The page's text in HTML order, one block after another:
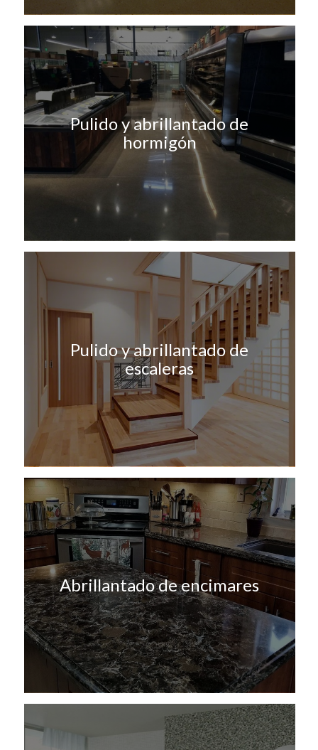
Pulido y abrillantado de
hormigón
Pulido y abrillantado de
escaleras
Abrillantado de encimares